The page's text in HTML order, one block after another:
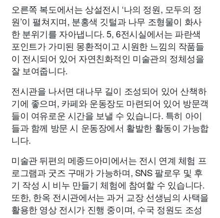
오른쪽 복도에서는 상설전시 ‘나의 정원, 모두의 정
원’이 펼쳐지며, 분홍색 깃털과 나무 조형물이 화사
한 분위기를 자아냅니다. 5, 6전시실에서는 파란색
포인트가 가미된 몽환적이고 시원한 느낌의 작품들
이 전시되어 있어 자연친화적인 미술관의 정체성을
잘 보여줍니다.
전시관을 나서면 대나무 길이 조성되어 있어 산책하
기에 좋으며, 카페와 운동장도 마련되어 있어 방문객
들이 여유로운 시간을 보낼 수 있습니다. 특히 아이
들과 함께 방문 시 운동장에서 활발한 활동이 가능합
니다.
미술관 뒤편의 메종드아미에서는 전시 연계 체험 프
로그램과 굿즈 구매가 가능하며, SNS 팔로우 및 후
기 작성 시 비누 만들기 체험에 참여할 수 있습니다.
또한, 한옥 전시관에서는 과거 교장 선생님의 사택을
활용한 영상 전시가 진행 중이며, 수국 정원도 조성